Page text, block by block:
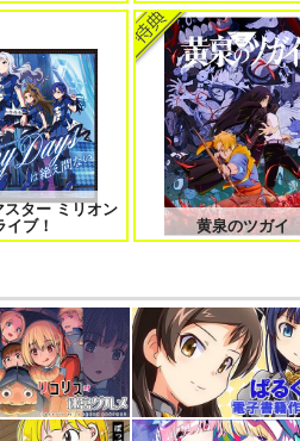
スター ミリオン
イブ！ 黄泉のツガイ